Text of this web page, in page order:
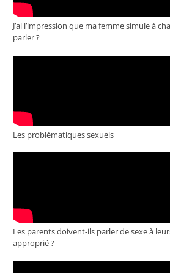
J’ai l’impression que ma femme simule à
parler ?
Les problématiques sexuels
Les parents doivent-ils parler de sexe à
approprié ?